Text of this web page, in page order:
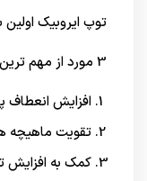
توپ ایروبیک
3 مورد از مهم ترین مزایای ورزش با توپ ایروبیک را مورد بررسی قرار می دهیم. این موارد عبارتند از:
افزایش انعطاف
تقویت ماهیچه
کمک به افزایش